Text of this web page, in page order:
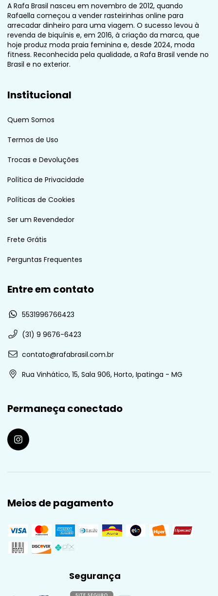
A Rafa Brasil nasceu em novembro de 2012, quando
Rafaella começou a vender rasteirinhas online para
arrecadar dinheiro para uma viagem. O sucesso levou à
revenda de biquínis e, em 2016, à criação da marca, que
hoje produz moda praia feminina e, desde 2024, moda
fitness. Reconhecida pela qualidade, a Rafa Brasil vende no
Brasil e no exterior.
Institucional
Quem Somos
Termos de Uso
Trocas e Devoluções
Política de Privacidade
Políticas de Cookies
Ser um Revendedor
Frete Grátis
Perguntas Frequentes
Entre em contato
5531996766423
(31) 9 9676-6423
contato@rafabrasil.com.br
Rua Vinhático, 15, Sala 906, Horto, Ipatinga - MG
Permaneça conectado
Meios de pagamento
Segurança